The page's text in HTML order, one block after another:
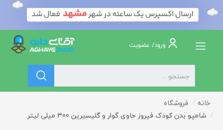
ورود/ عضویت
خانه
فروشگاه
شامپو بدن کودک فیروز حاوی گوار و گلیسیرین 300 میلی لیتر